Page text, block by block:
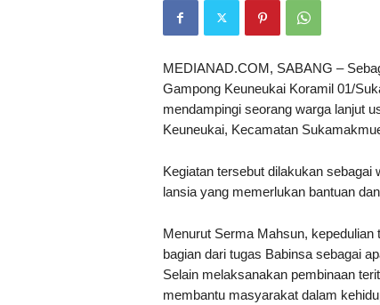
MEDIANAD.COM, SABANG –
Gampong Keuneukai Koramil 01/
mendampingi seorang warga lanjut
Keuneukai, Kecamatan
Kegiatan tersebut dilakukan
lansia yang memerlukan bantuan
Menurut Serma Mahsun,
bagian dari tugas Babinsa sebagai
Selain melaksanakan pembinaan
membantu masyarakat dalam